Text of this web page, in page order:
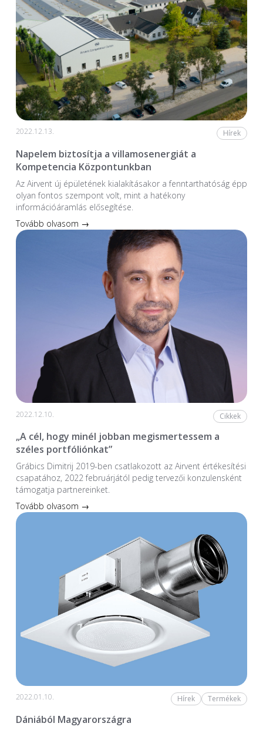
2022.12.13. Hírek
Napelem biztosítja a villamosenergiát a
Kompetencia Központunkban
Az Airvent új épületének kialakításakor a fenntarthatóság épp
olyan fontos szempont volt, mint a hatékony
információáramlás elősegítése.
Tovább olvasom →
2022.12.10. Cikkek
„A cél, hogy minél jobban megismertessem a
széles portfóliónkat”
Grábics Dimitrij 2019-ben csatlakozott az Airvent értékesítési
csapatához, 2022 februárjától pedig tervezői konzulensként
támogatja partnereinket.
Tovább olvasom →
2022.01.10. Hírek Termékek
Dániából Magyarországra